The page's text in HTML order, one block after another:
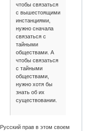
чтобы связаться
с вышестоящими
инстанциями,
нужно сначала
связаться с
тайными
обществами. А
чтобы связаться
с тайными
обществами,
нужно хотя бы
знать об их
существовании.
Русский прав в этом своем